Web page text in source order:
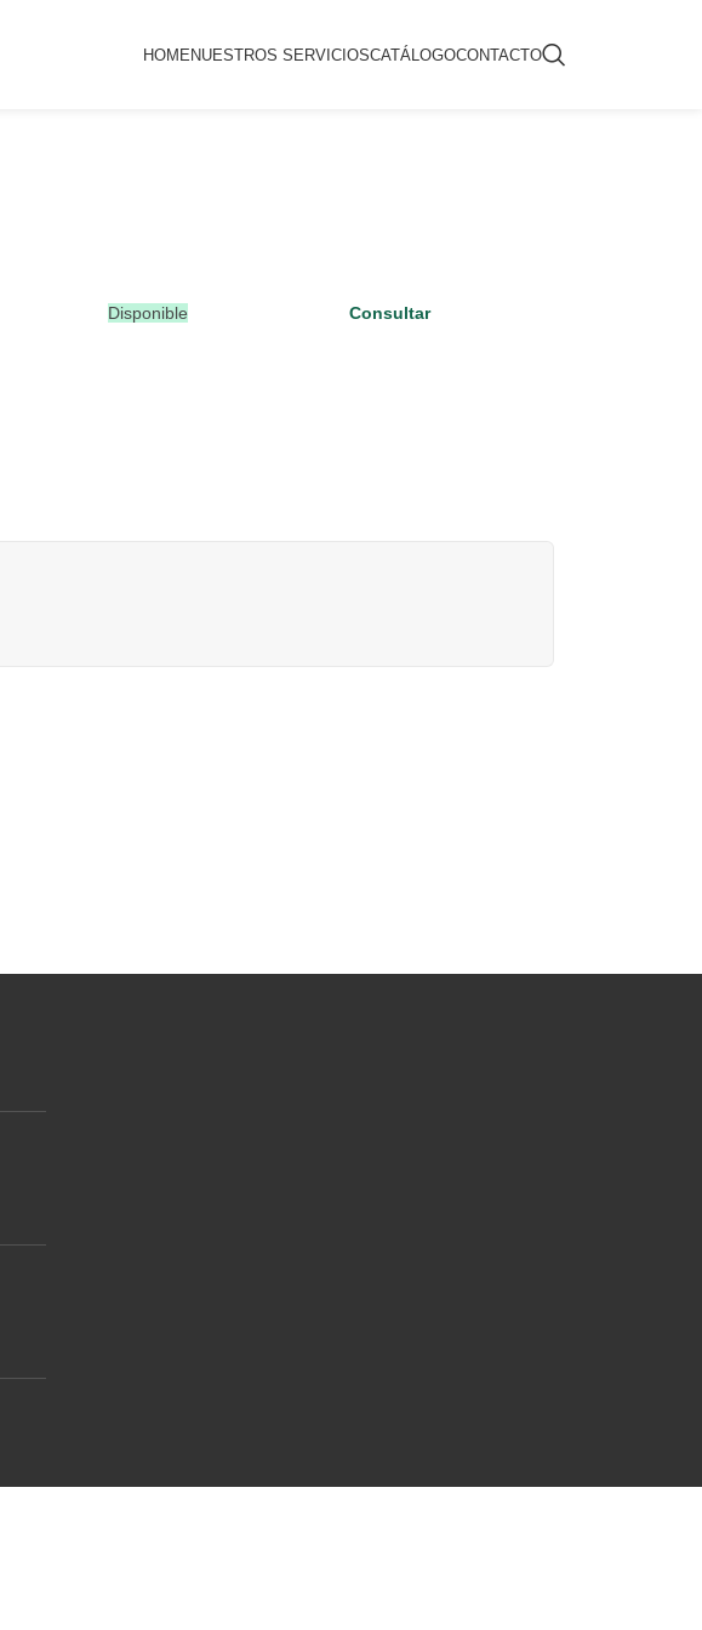
HOMENUESTROS SERVICIOSCATÁLOGOCONTACTO
Disponible Consultar